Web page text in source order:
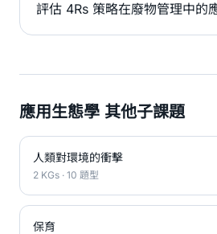
評估 4Rs 策略在廢物管理中的
應用生態學 其他子課題
人類對環境的衝擊
2 KGs · 10 題型
保育